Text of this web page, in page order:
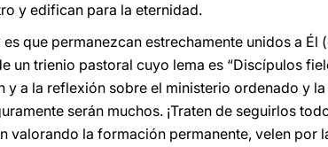
y edifican para la eternidad.
que permanezcan estrechamente unidos a Él
un trienio pastoral cuyo lema es “Discípulos
y a la reflexión sobre el ministerio ordenado y
serán muchos. ¡Traten de seguirlos
valorando la formación permanente, velen por